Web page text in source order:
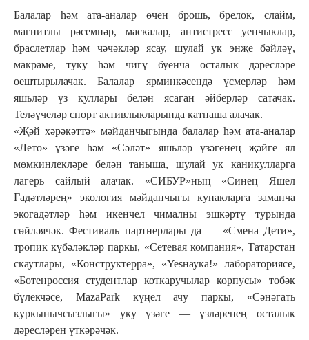
Балалар һәм ата-аналар өчен брошь, брелок, слайм,
магнитлы рәсемнәр, маскалар, антистресс уенчыклар,
браслетлар һәм чәчәкләр ясау, шулай ук энҗе бәйләү,
макраме, туку һәм чигү буенча осталык дәресләре
оештырылачак. Балалар ярминкәсендә үсмерләр һәм
яшьләр үз куллары белән ясаган әйберләр сатачак.
Теләүчеләр спорт активлыкларында катнаша алачак.
«Җәй хәрәкәттә» мәйданчыгында балалар һәм ата-аналар
«Лето» үзәге һәм «Сәләт» яшьләр үзәгенең җәйге ял
мөмкинлекләре белән таныша, шулай ук каникулларга
лагерь сайлый алачак. «СИБУР»ның «Синең Яшел
Гадәтләрең» экология мәйданчыгы кунакларга заманча
экогадәтләр һәм икенчел чималны эшкәртү турында
сөйләячәк. Фестиваль партнерлары да — «Смена Дети»,
тропик күбәләкләр паркы, «Сетевая компания», Татарстан
скаутлары, «Конструктерра», «Yesнаука!» лабораториясе,
«Бөтенроссия студентлар коткаручылар корпусы» төбәк
бүлекчәсе, MazaPark күңел ачу паркы, «Сәнәгать
куркынычсызлыгы» уку үзәге — үзләренең осталык
дәресләрен үткәрәчәк.